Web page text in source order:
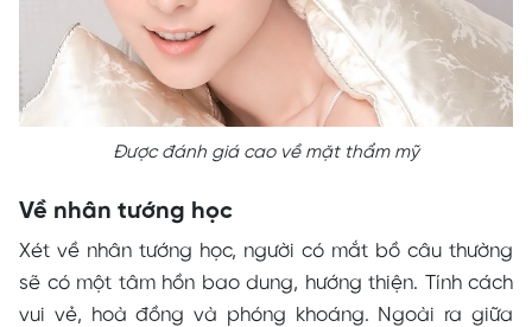
Được đánh giá cao về mặt thẩm mỹ
Về nhân tướng học
Xét về nhân tướng học, người có mắt bồ câu thường
sẽ có một tâm hồn bao dung, hướng thiện. Tính cách
vui vẻ, hoà đồng và phóng khoáng. Ngoài ra giữa